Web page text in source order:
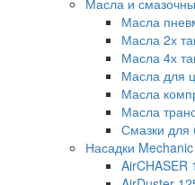
Масла и
Масла
Масла 2х
Масла 4х
Масла для
Масла
Масла
Смазки для
Насадки Mechanic
AirCHASER